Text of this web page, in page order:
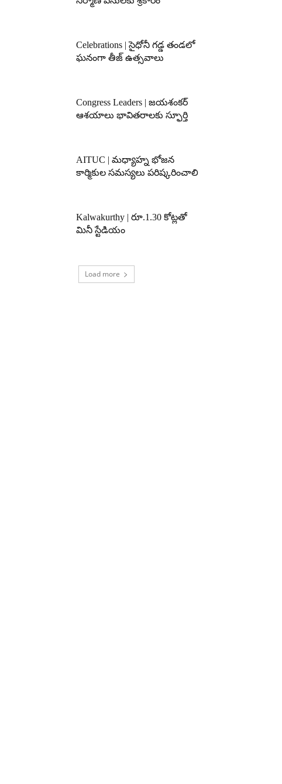
Celebrations | సైధోనీ గడ్డ తండలో
ఘనంగా తీజ్ ఉత్సవాలు
Congress Leaders | జయశంకర్
ఆశయాలు భావితరాలకు స్ఫూర్తి
AITUC | మధ్యాహ్న భోజన
కార్మికుల సమస్యలు పరిష్కరించాలి
Kalwakurthy | రూ.1.30 కోట్లతో
మినీ స్టేడియం
Load more